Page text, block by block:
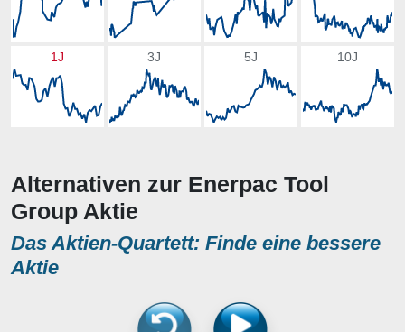
1J 3J 5J 10J
Alternativen zur Enerpac Tool
Group Aktie
Das Aktien-Quartett: Finde eine bessere
Aktie